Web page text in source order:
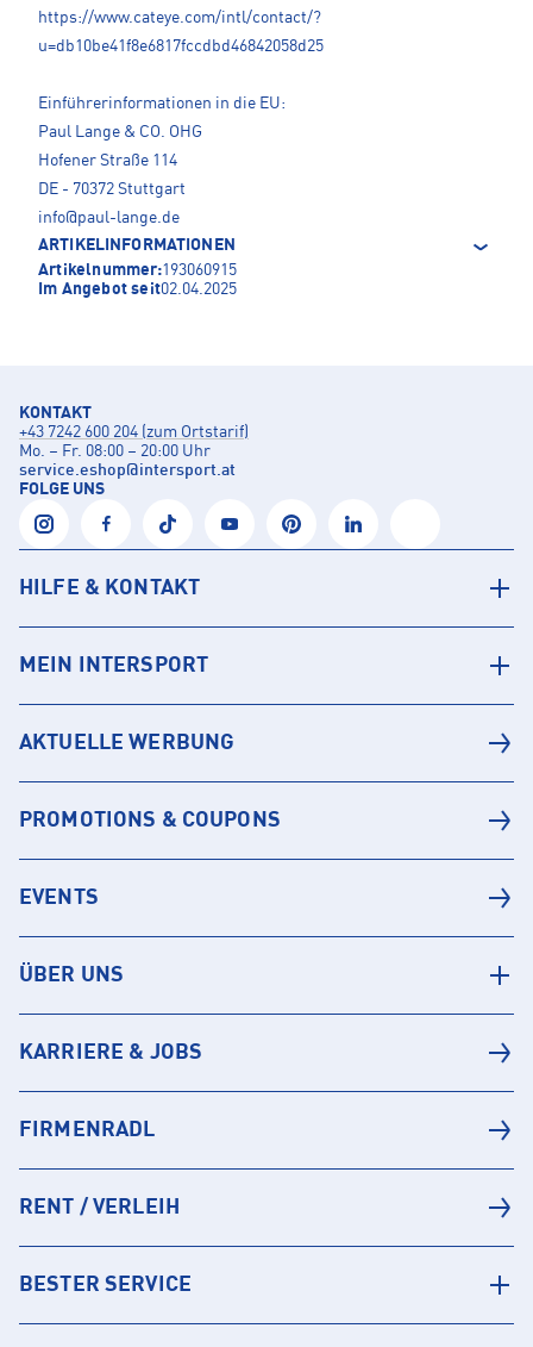
https://www.cateye.com/intl/contact/?
u=db10be41f8e6817fccdbd46842058d25
Einführerinformationen in die EU:
Paul Lange & CO. OHG
Hofener Straße 114
DE - 70372 Stuttgart
info@paul-lange.de
ARTIKELINFORMATIONEN
Artikelnummer:193060915
Im Angebot seit02.04.2025
KONTAKT
+43 7242 600 204 (zum Ortstarif)
Mo. – Fr. 08:00 – 20:00 Uhr
service.eshop@intersport.at
FOLGE UNS
HILFE & KONTAKT
MEIN INTERSPORT
AKTUELLE WERBUNG
PROMOTIONS & COUPONS
EVENTS
ÜBER UNS
KARRIERE & JOBS
FIRMENRADL
RENT / VERLEIH
BESTER SERVICE